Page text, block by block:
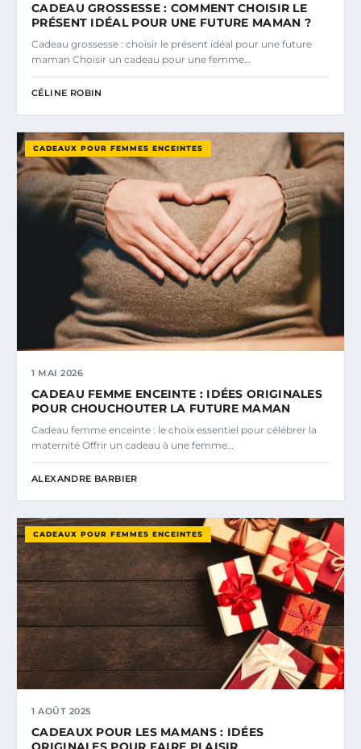
CADEAU GROSSESSE : COMMENT CHOISIR LE
PRÉSENT IDÉAL POUR UNE FUTURE MAMAN ?
Cadeau grossesse : choisir le présent idéal pour une future
maman Choisir un cadeau pour une femme…
CÉLINE ROBIN
CADEAUX POUR FEMMES ENCEINTES
1 MAI 2026
CADEAU FEMME ENCEINTE : IDÉES ORIGINALES
POUR CHOUCHOUTER LA FUTURE MAMAN
Cadeau femme enceinte : le choix essentiel pour célébrer la
maternité Offrir un cadeau à une femme…
ALEXANDRE BARBIER
CADEAUX POUR FEMMES ENCEINTES
1 AOÛT 2025
CADEAUX POUR LES MAMANS : IDÉES